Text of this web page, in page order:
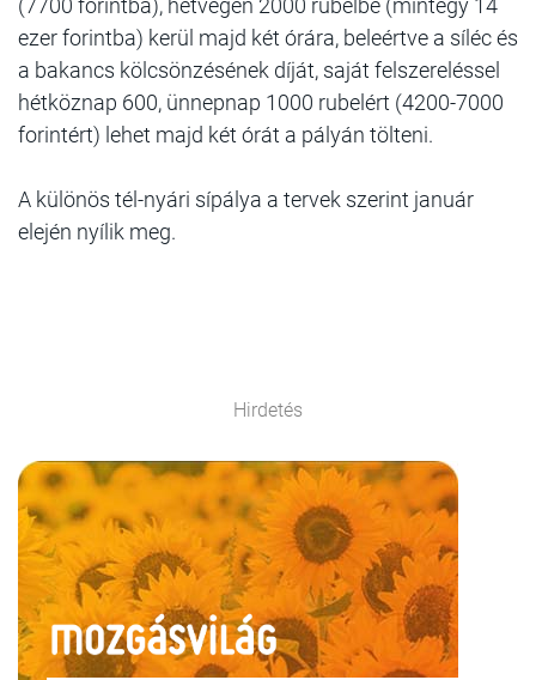
(7700 forintba), hétvégén 2000 rubelbe (mintegy 14
ezer forintba) kerül majd két órára, beleértve a síléc és
a bakancs kölcsönzésének díját, saját felszereléssel
hétköznap 600, ünnepnap 1000 rubelért (4200-7000
forintért) lehet majd két órát a pályán tölteni.
A különös tél-nyári sípálya a tervek szerint január
elején nyílik meg.
Hirdetés